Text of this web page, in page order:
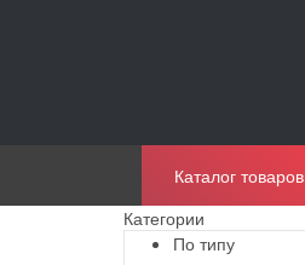
Каталог товаров
Категории
По типу